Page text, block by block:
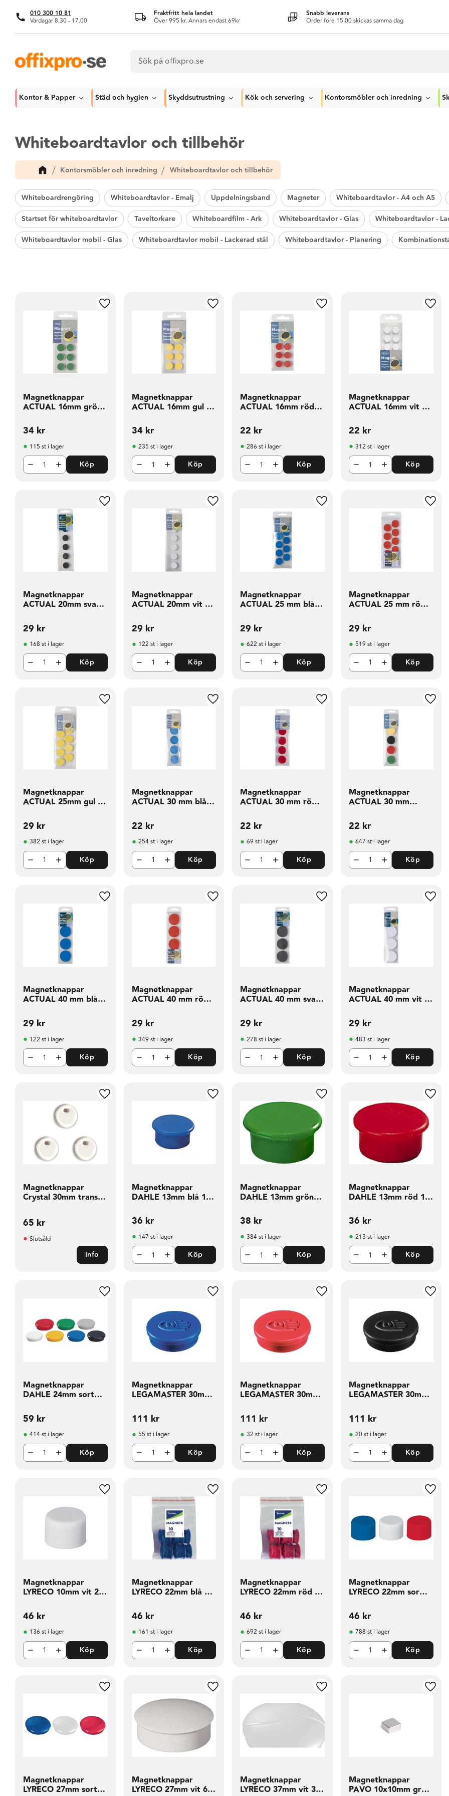
010 300 10 81
Vardagar 8.30 - 17.00
Fraktfritt hela landet
Över 995 kr. Annars endast 69kr
Snabb leverans
Order före 15.00 skickas samma dag
Kontor & Papper Städ och hygien Skyddsutrustning Kök och servering Kontorsmöbler och inredning
Whiteboardtavlor och tillbehör
Kontorsmöbler och inredning Whiteboardtavlor och tillbehör
Whiteboardrengöring Whiteboardtavlor - Emalj Uppdelningsband Magneter Whiteboardtavlor - A4 och A5
Startset för whiteboardtavlor
Taveltorkare Whiteboardfilm - Ark Whiteboardtavlor - Glas Whiteboardtavlor -
Whiteboardtavlor mobil - Glas
Whiteboardtavlor mobil - Lackerad stål Whiteboardtavlor - Planering
Magnetknappar
ACTUAL 16mm grön
34 kr
Lägg till i favoriter
115 st i lager
Köp
Magnetknappar
ACTUAL 16mm gul 10
34kr
Lägg till i favoriter
235 st i lager
Köp
Magnetknappar
ACTUAL 16mm röd
22 kr
Lägg till i favoriter
286 st i lager
Köp
Magnetknappar
ACTUAL 16mm vit 10
22 kr
312 st i lager
Köp
Magnetknappar
ACTUAL 20mm svart
29 kr
Lägg till i favoriter
168 st i lager
Köp
Magnetknappar
ACTUAL 20mm vit 6
29 kr
Lägg till i favoriter
122 st i lager
Köp
Magnetknappar
ACTUAL 25 mm blå
29 kr
Lägg till i favoriter
622 st i lager
Köp
Magnetknappar
ACTUAL 25 mm röd
29 kr
Lägg
519 st i lager
Köp
Magnetknappar
ACTUAL 25mm gul 10
29 kr
Lägg till i favoriter
382 st i lager
Köp
Magnetknappar
ACTUAL 30 mm blå 5
22 kr
Lägg till i favoriter
254 st i lager
Köp
Magnetknappar
ACTUAL 30 mm röd 5
22 kr
Lägg till i favoriter
69 st i lager
Köp
Magnetknappar
ACTUAL 30 mm
22 kr
Lägg
647 st i lager
Köp
Magnetknappar
ACTUAL 40 mm blå 4
29 kr
Lägg till i favoriter
122 st i lager
Köp
Magnetknappar
ACTUAL 40 mm röd 4
29 kr
Lägg till i favoriter
349 st i lager
Köp
Magnetknappar
ACTUAL 40 mm svart
29 kr
Lägg till i favoriter
278 st i lager
Köp
Magnetknappar
ACTUAL 40 mm vit 4
29 kr
483 st i lager
Köp
Magnetknappar
Crystal 30mm transp
65 kr
Lägg till i favoriter
Slutsåld
Info
Magnetknappar
DAHLE 13mm blå 10
36 kr
Lägg till i favoriter
147 st i lager
Köp
Magnetknappar
DAHLE 13mm grön
38 kr
Lägg till i favoriter
384 st i lager
Köp
Magnetknappar
DAHLE 13mm röd 10
36 kr
Lägg
213 st i lager
Köp
Magnetknappar
DAHLE 24mm sort
59 kr
Lägg till i favoriter
414 st i lager
Köp
Magnetknappar
LEGAMASTER 30mm
111 kr
Lägg till i favoriter
55 st i lager
Köp
Magnetknappar
LEGAMASTER 30mm
111 kr
Lägg till i favoriter
32 st i lager
Köp
Magnetknappar
LEGAMASTER 30mm
111 kr
Lägg
20 st i lager
Köp
Magnetknappar
LYRECO 10mm vit 20
46 kr
Lägg till i favoriter
136 st i lager
Köp
Magnetknappar
LYRECO 22mm blå 10
46 kr
Lägg till i favoriter
161 st i lager
Köp
Magnetknappar
LYRECO 22mm röd 10
46 kr
Lägg till i favoriter
692 st i lager
Köp
Magnetknappar
LYRECO 22mm sor
46 kr
Lägg
788 st i lager
Köp
Magnetknappar
LYRECO 27mm sort
Lägg till i favoriter
Magnetknappar
LYRECO 27mm vit 6
Lägg till i favoriter
Magnetknappar
LYRECO 37mm vit 3
Lägg till i favoriter
Magnetknappar
PAVO 10x10mm grå 6